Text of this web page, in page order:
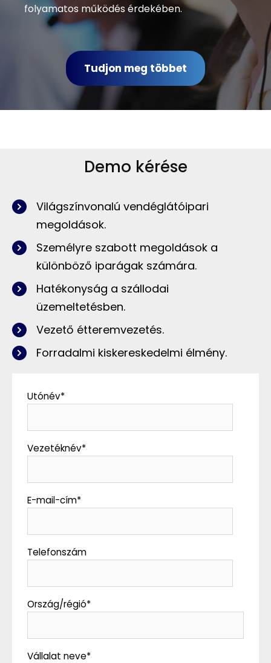
folyamatos működés érdekében.
Tudjon meg többet
Demo kérése
Világszínvonalú vendéglátóipari
megoldások.
Személyre szabott megoldások a
különböző iparágak számára.
Hatékonyság a szállodai
üzemeltetésben.
Vezető étteremvezetés.
Forradalmi kiskereskedelmi élmény.
Utónév*
Vezetéknév*
E-mail-cím*
Telefonszám
Ország/régió*
Vállalat neve*